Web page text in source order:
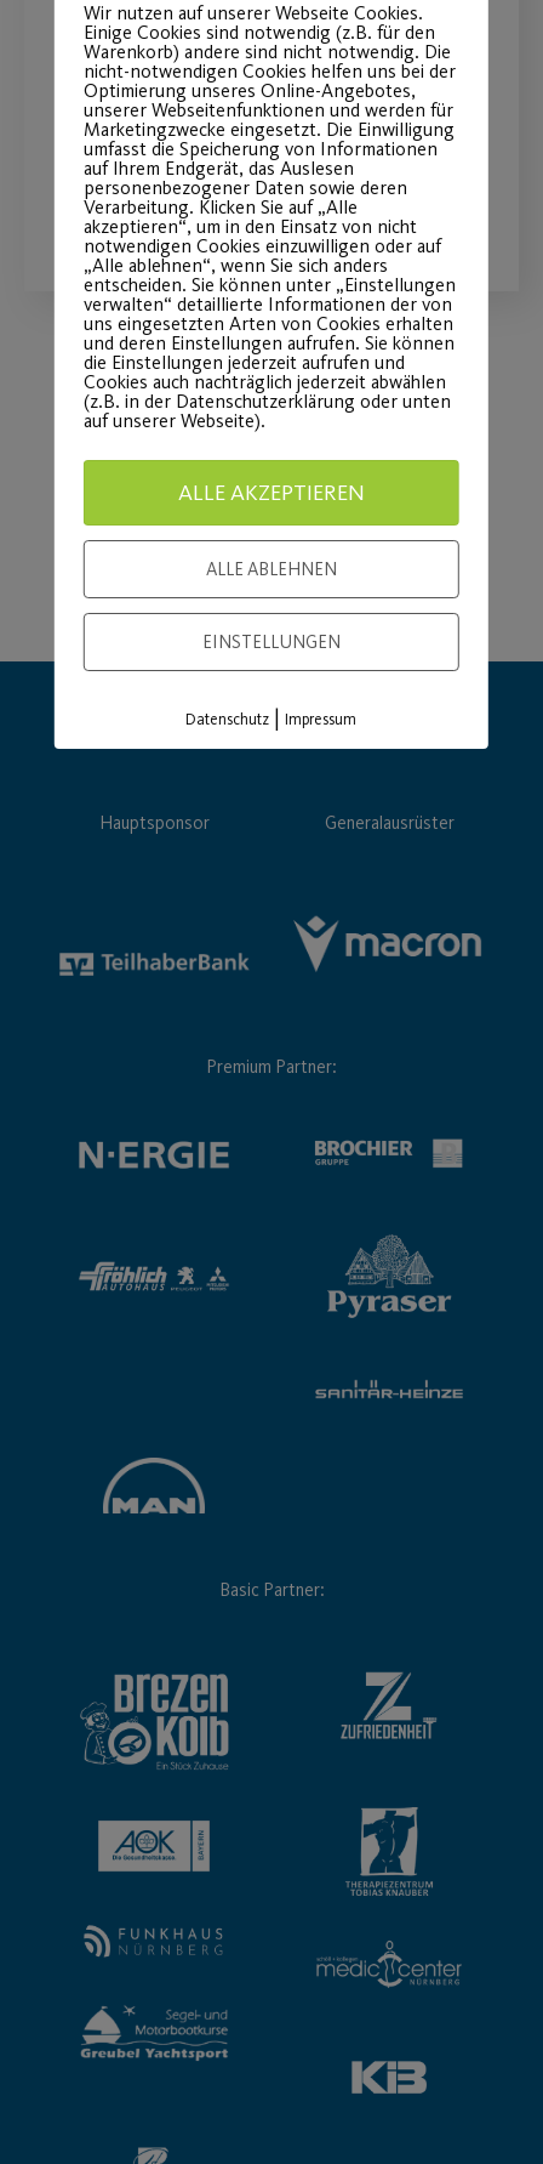
14.Okt
Mitmachen, Erleben, Begeistern - beim
inklusiven Sportfest
WEITERLESEN
Load More
Hauptsponsor Generalausrüster
Premium Partner:
Basic Partner:
Wir nutzen auf unserer Webseite Cookies.
Einige Cookies sind notwendig (z.B. für den
Warenkorb) andere sind nicht notwendig. Die
nicht-notwendigen Cookies helfen uns bei der
Optimierung unseres Online-Angebotes,
unserer Webseitenfunktionen und werden für
Marketingzwecke eingesetzt. Die Einwilligung
umfasst die Speicherung von Informationen
auf Ihrem Endgerät, das Auslesen
personenbezogener Daten sowie deren
Verarbeitung. Klicken Sie auf „Alle
akzeptieren“, um in den Einsatz von nicht
notwendigen Cookies einzuwilligen oder auf
„Alle ablehnen“, wenn Sie sich anders
entscheiden. Sie können unter „Einstellungen
verwalten“ detaillierte Informationen der von
uns eingesetzten Arten von Cookies erhalten
und deren Einstellungen aufrufen. Sie können
die Einstellungen jederzeit aufrufen und
Cookies auch nachträglich jederzeit abwählen
(z.B. in der Datenschutzerklärung oder unten
auf unserer Webseite).
ALLE AKZEPTIEREN
ALLE ABLEHNEN
EINSTELLUNGEN
Datenschutz |Impressum